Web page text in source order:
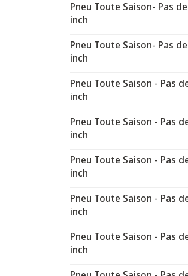
Pneu Toute Saison- Pas
inch
Pneu Toute Saison- Pas
inch
Pneu Toute Saison - Pas
inch
Pneu Toute Saison - Pas
inch
Pneu Toute Saison - Pas
inch
Pneu Toute Saison - Pas
inch
Pneu Toute Saison - Pas
inch